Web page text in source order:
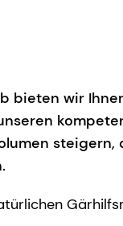
bieten wir
steigern,